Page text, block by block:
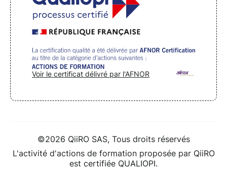
Voir le certificat délivré par l'AFNOR
©2026 QiiRO SAS, Tous droits réservés
L'activité d'actions de formation proposée par QiiRO
est certifiée QUALIOPI.